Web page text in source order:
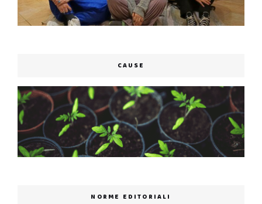
CAUSE
NORME EDITORIALI